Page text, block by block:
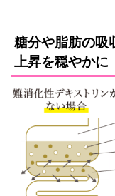
糖分や脂肪の吸
上昇を穏やかに